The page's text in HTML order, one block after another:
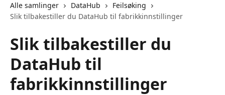
Alle samlinger DataHub
Feilsøking
Slik tilbakestiller du DataHub til fabrikkinnstillinger
Slik tilbakestiller du
DataHub til
fabrikkinnstillinger